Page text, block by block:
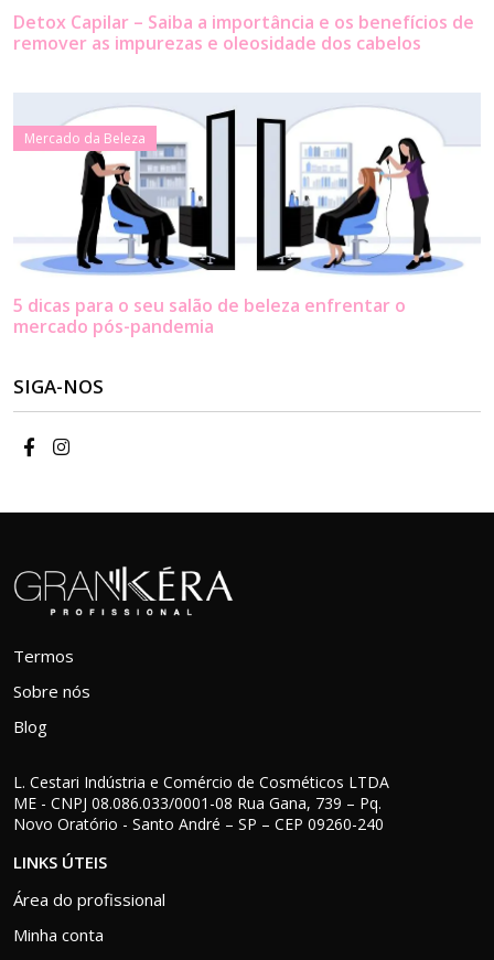
Detox Capilar – Saiba a importância e os benefícios de
remover as impurezas e oleosidade dos cabelos
Mercado da Beleza
5 dicas para o seu salão de beleza enfrentar o
mercado pós-pandemia
SIGA-NOS
Termos
Sobre nós
Blog
L. Cestari Indústria e Comércio de Cosméticos LTDA
ME - CNPJ 08.086.033/0001-08 Rua Gana, 739 – Pq.
Novo Oratório - Santo André – SP – CEP 09260-240
LINKS ÚTEIS
Área do profissional
Minha conta